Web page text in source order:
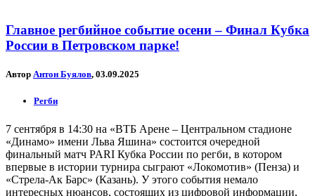
Главное регбийное событие осени – Финал Кубка
России в Петровском парке!
Автор Антон Буялов, 03.09.2025
Регби
7 сентября в 14:30 на «ВТБ Арене – Центральном стадионе
«Динамо» имени Льва Яшина» состоится очередной
финальный матч PARI Кубка России по регби, в котором
впервые в истории турнира сыграют «Локомотив» (Пенза) и
«Стрела-Ак Барс» (Казань). У этого события немало
интересных нюансов, состоящих из цифровой информации,